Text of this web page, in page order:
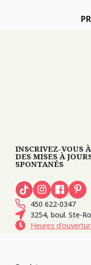
INSCRIVEZ-VOUS
DES MISES À
SPONTANÉS
450 622-0347
3254, boul. Ste-
Heures